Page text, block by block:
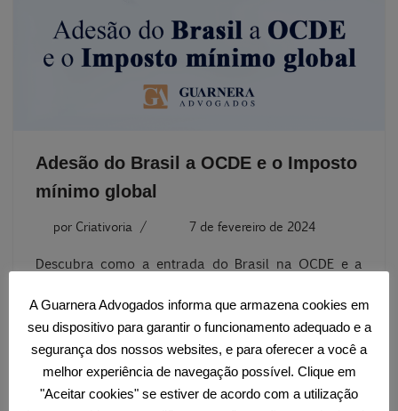
Adesão do Brasil a OCDE e o Imposto
mínimo global
por Criativoria 7 de fevereiro de 2024
Descubra como a entrada do Brasil na OCDE e a
de 15% de imposto sobre a renda impactam as
transações internacionais. Saiba mais sobre o
combate à elisão fiscal, as datas de implementação
em mais de 30 países, e como essa medida visa
equilibrar a tributação global. Acesse nosso
conteúdo exclusivo para entender as implicações e
preparar sua empresa para as mudanças.
A Guarnera Advogados informa que armazena cookies em
seu dispositivo para garantir o funcionamento adequado e a
segurança dos nossos websites, e para oferecer a você a
melhor experiência de navegação possível. Clique em
"Aceitar cookies" se estiver de acordo com a utilização